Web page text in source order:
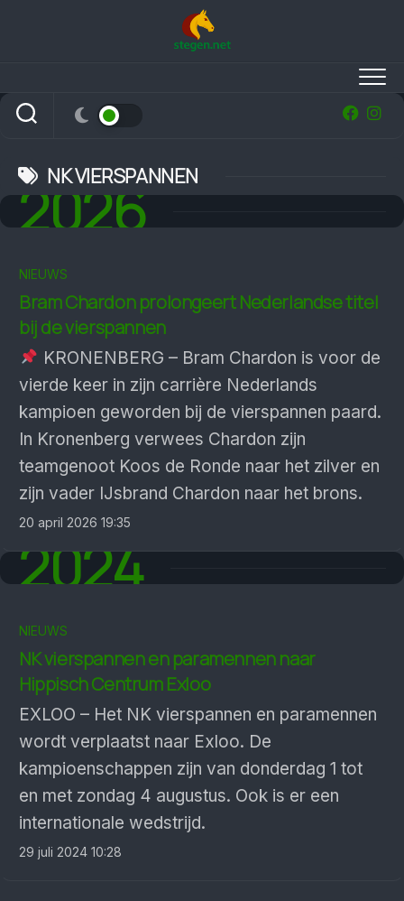
NK VIERSPANNEN
2026
NIEUWS
Bram Chardon prolongeert Nederlandse titel
bij de vierspannen
KRONENBERG – Bram Chardon is voor de
vierde keer in zijn carrière Nederlands
kampioen geworden bij de vierspannen paard.
In Kronenberg verwees Chardon zijn
teamgenoot Koos de Ronde naar het zilver en
zijn vader IJsbrand Chardon naar het brons.
20 april 2026 19:35
2024
NIEUWS
NK vierspannen en paramennen naar
Hippisch Centrum Exloo
EXLOO – Het NK vierspannen en paramennen
wordt verplaatst naar Exloo. De
kampioenschappen zijn van donderdag 1 tot
en met zondag 4 augustus. Ook is er een
internationale wedstrijd.
29 juli 2024 10:28